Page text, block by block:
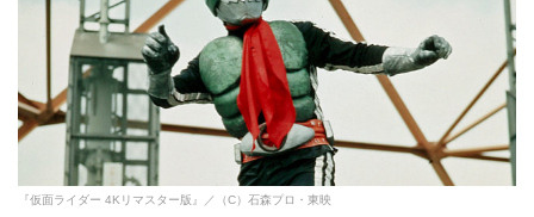
『仮面ライダー 4Kリマスター版』／（C）石森プロ・東映